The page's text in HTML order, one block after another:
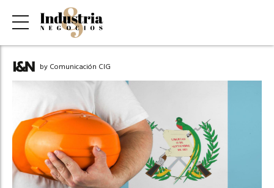
by Comunicación CIG